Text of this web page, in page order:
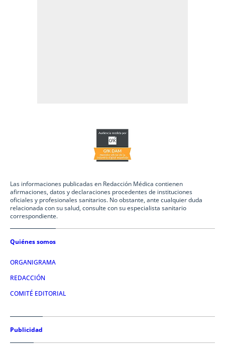
Las informaciones publicadas en Redacción Médica contienen
afirmaciones, datos y declaraciones procedentes de instituciones
oficiales y profesionales sanitarios. No obstante, ante cualquier duda
relacionada con su salud, consulte con su especialista sanitario
correspondiente.
Quiénes somos
ORGANIGRAMA
REDACCIÓN
COMITÉ EDITORIAL
Publicidad